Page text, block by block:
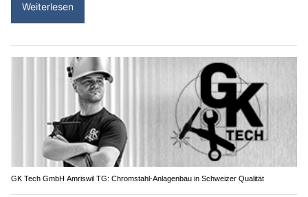
Weiterlesen
GK Tech GmbH Amriswil TG: Chromstahl-Anlagenbau in Schweizer Qualität